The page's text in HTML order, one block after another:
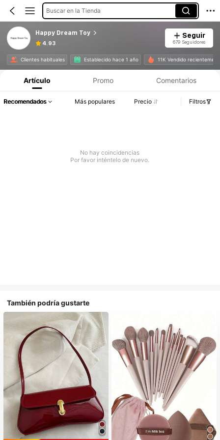
Buscar en la Tienda
Happy Dream Toy
4.93
Seguir
679 Seguidores
Clientes habituales Establecido hace 1 año 11K Vendido
Artículo Promo Comentarios
Recomendados Más populares Precio Filtros
No hay coincidencias
Por favor inténtelo de nuevo.
También podría gustarte